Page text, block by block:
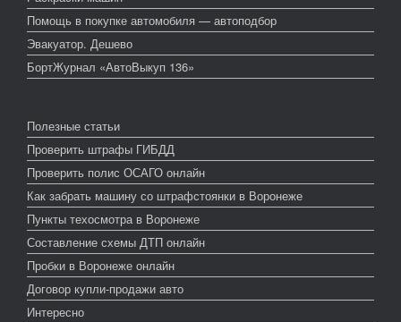
Помощь в покупке автомобиля — автоподбор
Эвакуатор. Дешево
БортЖурнал «АвтоВыкуп 136»
Полезные статьи
Проверить штрафы ГИБДД
Проверить полис ОСАГО онлайн
Как забрать машину со штрафстоянки в Воронеже
Пункты техосмотра в Воронеже
Составление схемы ДТП онлайн
Пробки в Воронеже онлайн
Договор купли-продажи авто
Интересно